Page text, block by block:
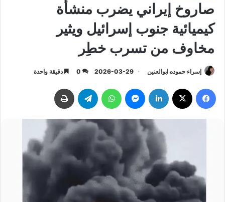
صاروخ إيراني يضرب منشأة
كيميائية جنوب إسرائيل ويثير
مخاوف من تسرب خطِر
إسراء حموده ابوالعنين 2026-03-29
0 دقيقة واحدة